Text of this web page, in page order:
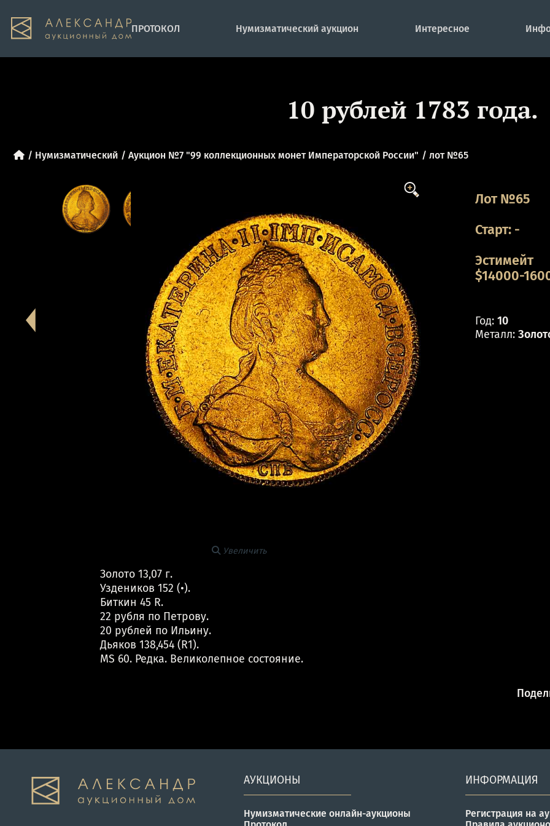
ПРОТОКОЛ Нумизматический аукцион Интересное
10 рублей 1783 года.
Нумизматический Аукцион №7 "99 коллекционных монет Императорской России" лот №65
Увеличить
Лот №65
Старт: -
Эстимейт
$14000-
Год: 10
Металл:
Золото 13,07 г.
Уздеников 152 (•).
Биткин 45 R.
22 рубля по Петрову.
20 рублей по Ильину.
Дьяков 138,454 (R1).
MS 60. Редка. Великолепное состояние.
АУКЦИОНЫ
Нумизматические онлайн-аукционы
ИНФОРМАЦИЯ
Регистрация на